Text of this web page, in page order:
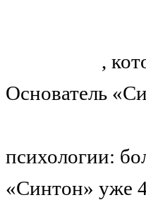
,
Основатель
психологии:
«Синтон» уже